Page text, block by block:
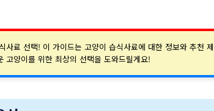
사료 선택! 이 가이드는 고양이 습식사료에 대한 정보와 추천
고양이를 위한 최상의 선택을 도와드릴게요!